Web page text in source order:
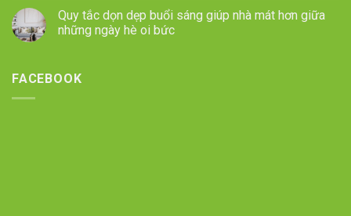
Quy tắc dọn dẹp buổi sáng giúp nhà mát hơn giữa
những ngày hè oi bức
FACEBOOK